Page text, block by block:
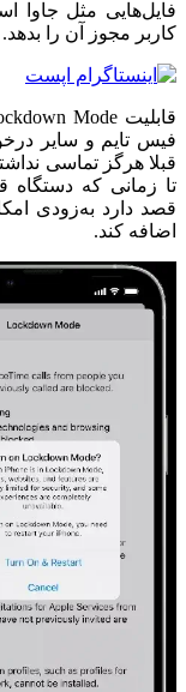
فایل‌هایی مثل جاوا
کاربر مجوز آن را بدهد.
فیس تایم و سایر
قبلا هرگز تماسی
تا زمانی که
اضافه کند.